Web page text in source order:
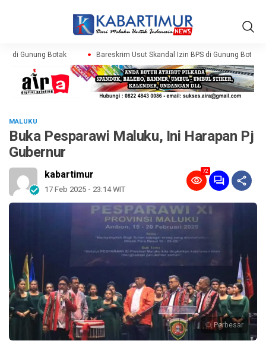
di Gunung Botak Bareskrim Usut Skandal Izin BPS di Gunung Botak
MALUKU
Buka Pesparawi Maluku, Ini Harapan Pj
Gubernur
kabartimur
17 Feb 2025 - 23:14 WIT
72
Perbesar